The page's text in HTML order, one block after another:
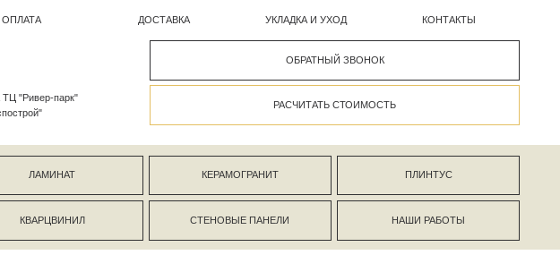
КОНТАКТЫ
УКЛАДКА И УХОД
КЕРАМОГРАНИТ
СТЕНОВЫЕ ПАНЕЛИ НАШИ РАБОТЫ
ПЛИНТУС